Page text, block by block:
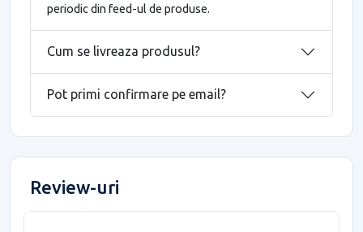
periodic din feed-ul de produse.
Cum se livreaza produsul?
Pot primi confirmare pe email?
Review-uri